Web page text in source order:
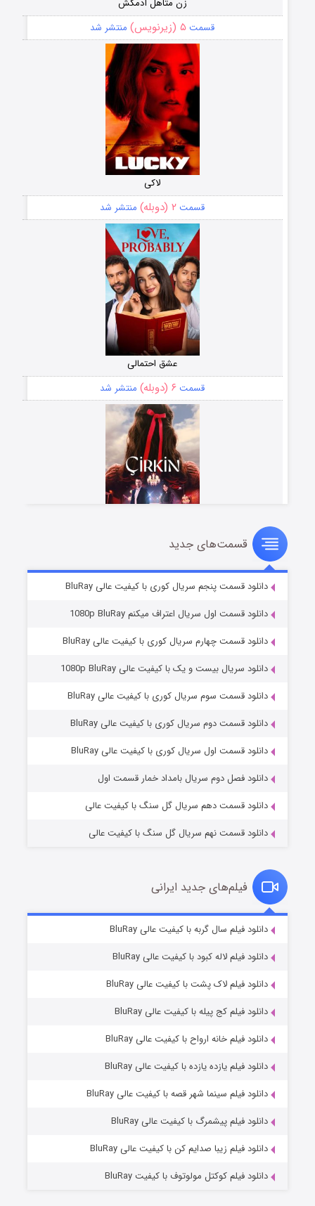
قسمت ۵ (زیرنویس) منتشر شد
لاکی
قسمت ۲ (دوبله) منتشر شد
عشق احتمالی
قسمت ۶ (دوبله) منتشر شد
سریال زشت
قسمت۵ (زیرنویس) منتشر شد
وستی ها
قسمت۱ (زیرنویس) منتشر شد
قسمت۶ (زیرنویس) منتشر شد
قسمت‌های جدید
دانلود قسمت پنجم سریال کوری با کیفیت عالی BluRay
دانلود قسمت اول سریال اعتراف میکنم 1080p BluRay
دانلود قسمت چهارم سریال کوری با کیفیت عالی BluRay
دانلود سریال بیست و یک با کیفیت عالی 1080p BluRay
دانلود قسمت سوم سریال کوری با کیفیت عالی BluRay
دانلود قسمت دوم سریال کوری با کیفیت عالی BluRay
دانلود قسمت اول سریال کوری با کیفیت عالی BluRay
دانلود فصل دوم سریال بامداد خمار قسمت اول
دانلود قسمت دهم سریال گل سنگ با کیفیت عالی
دانلود قسمت نهم سریال گل سنگ با کیفیت عالی
فیلم‌های جدید ایرانی
دانلود فیلم سال گربه با کیفیت عالی BluRay
دانلود فیلم لاله کبود با کیفیت عالی BluRay
دانلود فیلم لاک پشت با کیفیت عالی BluRay
دانلود فیلم کج‌ پیله با کیفیت عالی BluRay
دانلود فیلم خانه ارواح با کیفیت عالی BluRay
دانلود فیلم یازده یازده با کیفیت عالی BluRay
دانلود فیلم سینما شهر قصه با کیفیت عالی BluRay
دانلود فیلم پیشمرگ با کیفیت عالی BluRay
دانلود فیلم زیبا صدایم کن با کیفیت عالی BluRay
دانلود فیلم کوکتل مولوتوف با کیفیت BluRay